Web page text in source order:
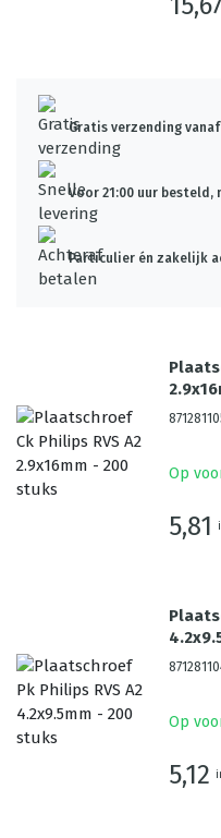
Gratis verzending
Voor 21:00 uur besteld,
Particulier én zakelijk
Op
5,81
Op
5,12